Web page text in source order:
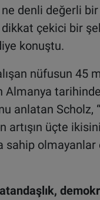
ne denli değerli bir
çekici bir
konuştu.
nüfusun 45
Almanya
anlatan Scholz,
artışın üçte
sahip olmayanlar